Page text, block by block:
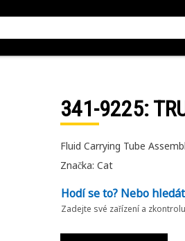
341-9225:
Fluid Carrying Tube
Značka: Cat
Hodí se to? Nebo
Zadejte své zařízení a